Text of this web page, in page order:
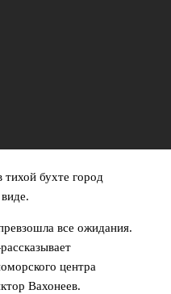
бухте город
все ожидания.
центра
Вахонеев.